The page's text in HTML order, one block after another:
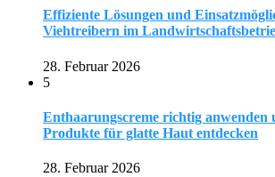
Effiziente Lösungen und
Viehtreibern im
28. Februar 2026
5
Enthaarungscreme richtig anwenden
Produkte für glatte Haut entdecken
28. Februar 2026